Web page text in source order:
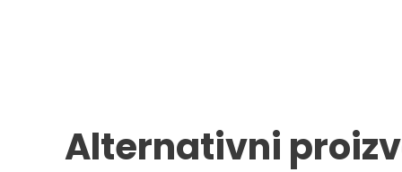
Alternativni